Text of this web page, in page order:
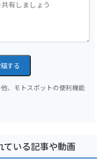
する
、モトスポットの便利機能
いる記事や動画